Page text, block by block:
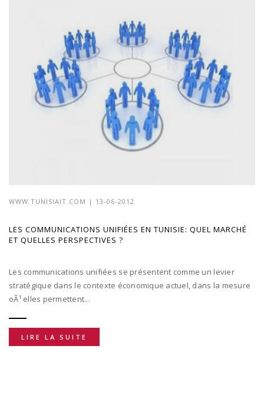
WWW.TUNISIAIT.COM | 13-06-2012
LES COMMUNICATIONS UNIFIÉES EN TUNISIE: QUEL MARCHÉ
ET QUELLES PERSPECTIVES ?
Les communications unifiées se présentent comme un levier
stratégique dans le contexte économique actuel, dans la mesure
oÃ¹ elles permettent...
LIRE LA SUITE